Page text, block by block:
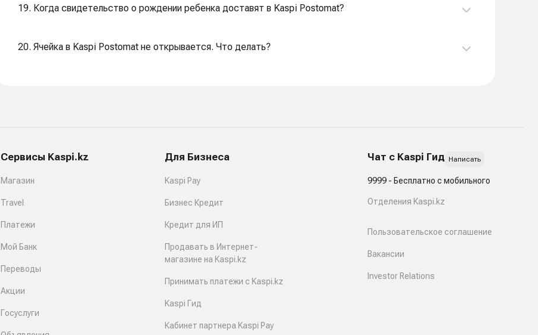
19. Когда свидетельство о рождении ребенка доставят в Kaspi Postomat?
20. Ячейка в Kaspi Postomat не открывается. Что делать?
Сервисы Kaspi.kz
Магазин
Travel
Платежи
Мой Банк
Переводы
Акции
Госуслуги
Для Бизнеса
Kaspi Pay
Бизнес Кредит
Кредит для ИП
Продавать в Интернет-
магазине на Kaspi.kz
Принимать платежи с Kaspi.kz
Kaspi Гид
Кабинет партнера Kaspi Pay
Чат с Kaspi Гид Написать
9999 - Бесплатно с мобильного
Отделения Kaspi.kz
Пользовательское соглашение
Вакансии
Investor Relations